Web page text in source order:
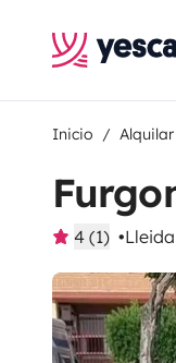
Inicio
4 (1)